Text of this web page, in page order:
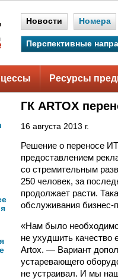
Новости Номера
Перспективные
Ресурсы
ГК ARTOX
16 августа 2013 г.
Решение о переносе
предоставлением
со стремительным
250 человек, за
продолжает расти.
обслуживания бизнес-
«Нам было
не ухудшить качество
Artox. — Вариант
устаревающего
не устраивал. И мы